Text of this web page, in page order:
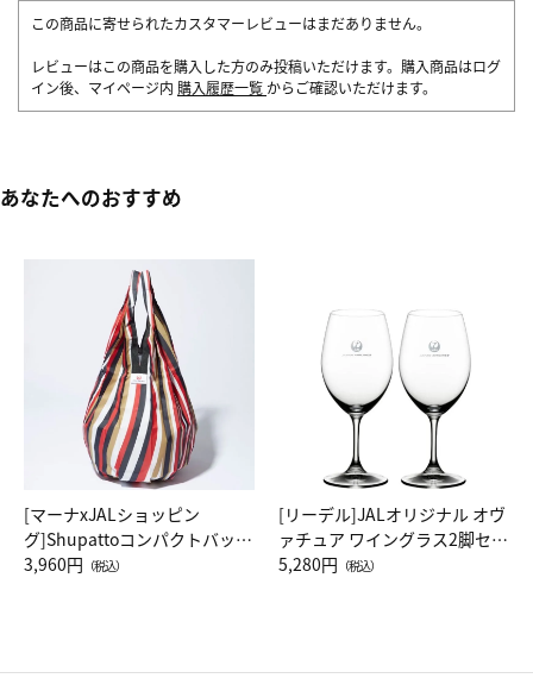
この商品に寄せられたカスタマーレビューはまだありません。
レビューはこの商品を購入した方のみ投稿いただけます。購入商品はログ
イン後、マイページ内 購入履歴一覧 からご確認いただけます。
あなたへのおすすめ
[マーナxJALショッピン
グ]Shupattoコンパクトバッグ
Drop JAL客室乗務員（LC）ス
3,960円 （税込）
[リーデル]JALオリジナル オヴ
ァチュア ワイングラス2脚セッ
ト（レッドワイン）
5,280円 （税込）